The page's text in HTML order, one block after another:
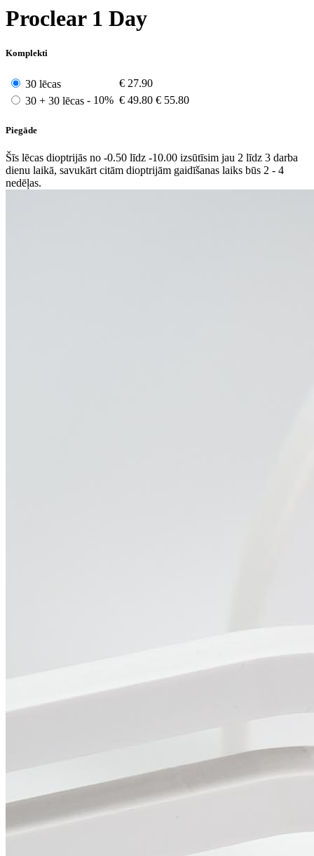
Proclear 1 Day
Komplekti
30 lēcas € 27.90
30 + 30 lēcas - 10% € 49.80 € 55.80
Piegāde
Šīs lēcas dioptrijās no -0.50 līdz -10.00 izsūtīsim jau 2 līdz 3 darba
dienu laikā, savukārt citām dioptrijām gaidīšanas laiks būs 2 - 4
nedēļas.